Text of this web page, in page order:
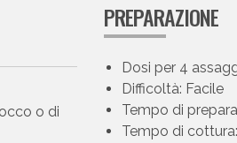
o di
PREPARAZIONE
Dosi per 4
Difficoltà: Facile
Tempo di
Tempo di